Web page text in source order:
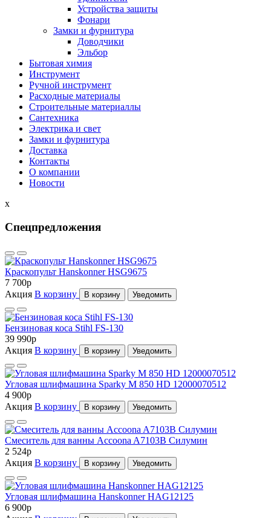
Устройства защиты
Фонари
Замки и фурнитура
Доводчики
Эльбор
Бытовая химия
Инструмент
Ручной инструмент
Расходные материалы
Строительные материаллы
Сантехника
Электрика и свет
Замки и фурнитура
Доставка
Контакты
О компании
Новости
x
Спецпредложения
Краскопульт Hanskonner HSG9675
7 700p
Акция В корзину В корзину Уведомить
Бензиновая коса Stihl FS-130
39 990p
Акция В корзину В корзину Уведомить
Угловая шлифмашина Sparky M 850 HD 12000070512
4 900p
Акция В корзину В корзину Уведомить
Cмеситель для ванны Accoona A7103B Силумин
2 524p
Акция В корзину В корзину Уведомить
Угловая шлифмашина Hanskonner HAG12125
6 900p